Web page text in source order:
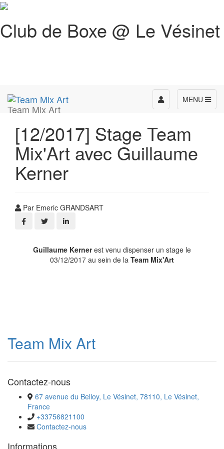
Club de Boxe @ Le Vésinet
Team Mix Art
MENU
Toggle
navigation
[12/2017] Stage Team
Mix'Art avec Guillaume
Kerner
Par Emeric GRANDSART
Guillaume Kernerest venu dispenser un stage le
03/12/2017 au sein de la Team Mix'Art
Team Mix Art
Contactez-nous
67 avenue du Belloy, Le Vésinet, 78110, Le Vésinet,
France
+33756821100
Contactez-nous
Informations